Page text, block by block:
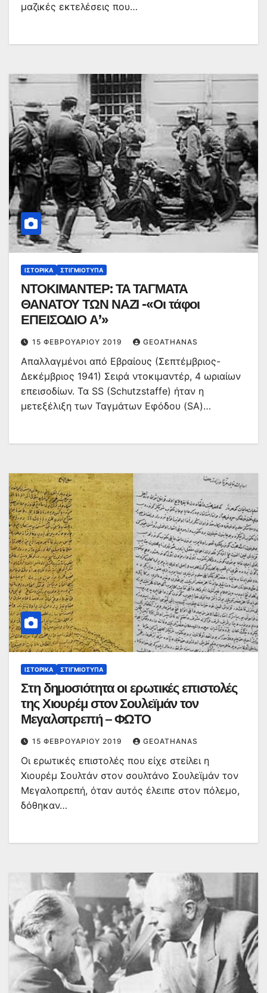
μαζικές εκτελέσεις που…
ΙΣΤΟΡΙΚΆ ΣΤΙΓΜΙΌΤΥΠΑ
ΝΤΟΚΙΜΑΝΤΕΡ: ΤΑ ΤΑΓΜΑΤΑ
ΘΑΝΑΤΟΥ ΤΩΝ ΝΑΖΙ -«Οι τάφοι
ΕΠΕΙΣΟΔΙΟ Α’»
15 ΦΕΒΡΟΥΑΡΊΟΥ 2019 GEOATHANAS
Απαλλαγμένοι από Εβραίους (Σεπτέμβριος-
Δεκέμβριος 1941) Σειρά ντοκιμαντέρ, 4 ωριαίων
επεισοδίων. Τα SS (Schutzstaffe) ήταν η
μετεξέλιξη των Ταγμάτων Εφόδου (SA)…
ΙΣΤΟΡΙΚΆ ΣΤΙΓΜΙΌΤΥΠΑ
Στη δημοσιότητα οι ερωτικές επιστολές
της Χιουρέμ στον Σουλεϊμάν τον
Μεγαλοπρεπή – ΦΩΤΟ
15 ΦΕΒΡΟΥΑΡΊΟΥ 2019 GEOATHANAS
Οι ερωτικές επιστολές που είχε στείλει η
Χιουρέμ Σουλτάν στον σουλτάνο Σουλεϊμάν τον
Μεγαλοπρεπή, όταν αυτός έλειπε στον πόλεμο,
δόθηκαν…